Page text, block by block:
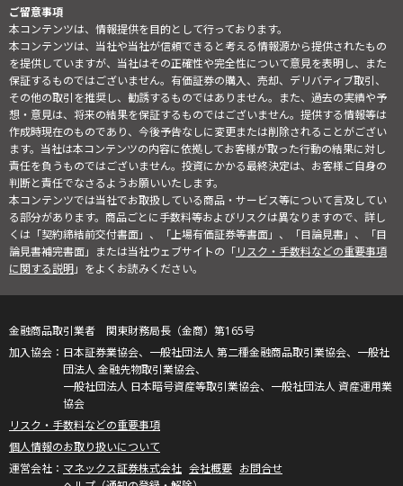
ご留意事項
本コンテンツは、情報提供を目的として行っております。
本コンテンツは、当社や当社が信頼できると考える情報源から提供されたもの
を提供していますが、当社はその正確性や完全性について意見を表明し、また
保証するものではございません。有価証券の購入、売却、デリバティブ取引、
その他の取引を推奨し、勧誘するものではありません。また、過去の実績や予
想・意見は、将来の結果を保証するものではございません。提供する情報等は
作成時現在のものであり、今後予告なしに変更または削除されることがござい
ます。当社は本コンテンツの内容に依拠してお客様が取った行動の結果に対し
責任を負うものではございません。投資にかかる最終決定は、お客様ご自身の
判断と責任でなさるようお願いいたします。
本コンテンツでは当社でお取扱している商品・サービス等について言及してい
る部分があります。商品ごとに手数料等およびリスクは異なりますので、詳し
くは「契約締結前交付書面」、「上場有価証券等書面」、「目論見書」、「目
論見書補完書面」または当社ウェブサイトの「リスク・手数料などの重要事項
に関する説明」をよくお読みください。
金融商品取引業者 関東財務局長（金商）第165号
日本証券業協会、一般社団法人 第二種金融商品取引業協会、一般社
団法人 金融先物取引業協会、
一般社団法人 日本暗号資産等取引業協会、一般社団法人 資産運用業
協会
リスク・手数料などの重要事項
個人情報のお取り扱いについて
マネックス証券株式会社 会社概要 お問合せ